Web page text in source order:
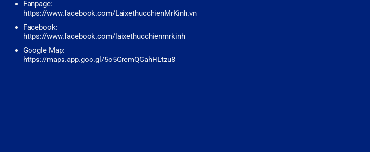
Fanpage:
https://www.facebook.com/LaixethucchienMrKinh.vn
Facebook:
https://www.facebook.com/laixethucchienmrkinh
Google Map:
https://maps.app.goo.gl/5o5GremQGahHLtzu8